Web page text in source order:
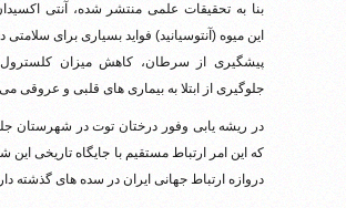
بنا به تحقیقات علمی منتشر شده، آنتی
این میوه (آنتوسیانید) فواید بسیاری برای
پیشگیری از سرطان، کاهش میزان
جلوگیری از ابتلا به بیماری های قلبی و عروقی
در ریشه یابی وفور درختان توت در شهرستان
که این امر ارتباط مستقیم با جایگاه تاریخی این
دروازه ارتباط جهانی ایران در سده های گذشته